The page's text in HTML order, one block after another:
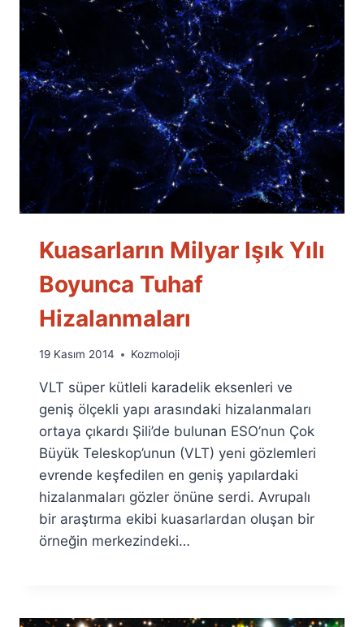
Kuasarların Milyar Işık Yılı
Boyunca Tuhaf
Hizalanmaları
By
Fuat
Özyar
19 Kasım 2014 Kozmoloji
VLT süper kütleli karadelik eksenleri ve
geniş ölçekli yapı arasındaki hizalanmaları
ortaya çıkardı Şili’de bulunan ESO’nun Çok
Büyük Teleskop’unun (VLT) yeni gözlemleri
evrende keşfedilen en geniş yapılardaki
hizalanmaları gözler önüne serdi. Avrupalı
bir araştırma ekibi kuasarlardan oluşan bir
örneğin merkezindeki…